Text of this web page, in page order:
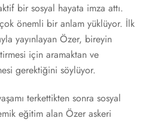
bir sosyal hayata imza attı.
önemli bir anlam yüklüyor. İlk
yayınlayan Özer, bireyin
için aramaktan ve
gerektiğini söylüyor.
terkettikten sonra sosyal
eğitim alan Özer askeri